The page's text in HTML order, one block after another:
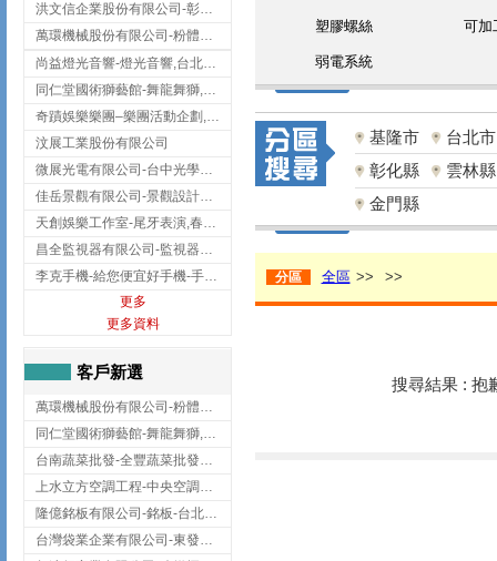
洪文信企業股份有限公司-彰化鋅合金鑄造,彰化五金加工,彰化五金配件
萬環機械股份有限公司-粉體塗裝設備,輸送機,輸送機設備,台南輸送機
尚益燈光音響-燈光音響,台北燈光音響,台北燈光音響出租
同仁堂國術獅藝館-舞龍舞獅,台中舞龍舞獅
奇蹟娛樂樂團–樂團活動企劃,台中樂團表演,台中婚禮樂團
汶展工業股份有限公司
微展光電有限公司-台中光學鍍膜,optical filter taiwan,台灣光學鍍膜
佳岳景觀有限公司-景觀設計公司,台北景觀設計,台北景觀工程,中山區景觀設計
天創娛樂工作室-尾牙表演,春酒表演,板橋尾牙表演
昌全監視器有限公司-監視器安裝,高雄監視器安裝,鳳山區監視器安裝
李克手機-給您便宜好手機-手機收購,屏東手機收購
更多
更多資料
客戶新選
萬環機械股份有限公司-粉體塗裝設備,輸送機,輸送機設備,台南輸送機
同仁堂國術獅藝館-舞龍舞獅,台中舞龍舞獅
台南蔬菜批發-全豐蔬菜批發專送/台南蔬菜箱宅配到府
上水立方空調工程-中央空調規劃,台北中央空調規劃
隆億銘板有限公司-銘板-台北銘板-板橋銘板
台灣袋業企業有限公司-東發企業社/台中太空袋/太空包
塑膠螺絲 可加
弱電系統
基隆市
台北市
彰化縣
雲林縣
金門縣
分區 全區 >> >>
搜尋結果 : 抱